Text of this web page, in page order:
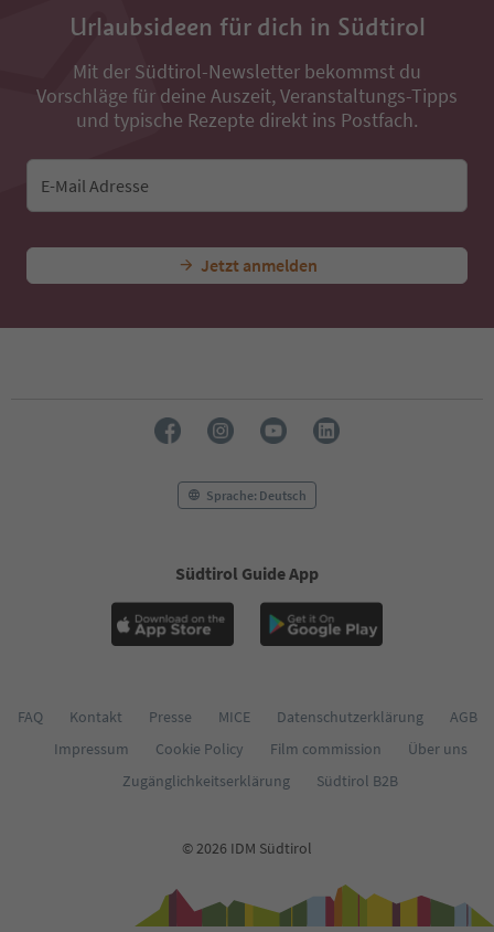
Urlaubsideen für dich in Südtirol
Mit der Südtirol-Newsletter bekommst du
Vorschläge für deine Auszeit, Veranstaltungs-Tipps
und typische Rezepte direkt ins Postfach.
E-Mail Adresse
Jetzt anmelden
Sprache: Deutsch
Südtirol Guide App
FAQ Kontakt Presse MICE Datenschutzerklärung
AGB
Impressum
Cookie Policy Film commission
Über uns
Zugänglichkeitserklärung
Südtirol B2B
© 2026 IDM Südtirol